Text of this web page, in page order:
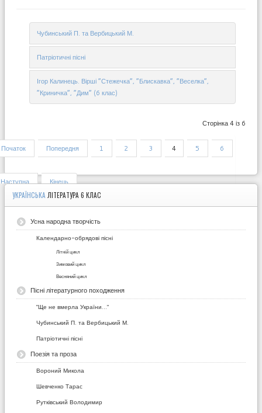
Чубинський П. та Вербицький М.
Патріотичні пісні
Ігор Калинець. Вірші “Стежечка”, “Блискавка”, “Веселка”,
“Криничка”, “Дим” (6 клас)
Сторінка 4 із 6
Початок Попередня 1 2 3 4 5 6
Наступна
Кінець
УКРАЇНСЬКАЛІТЕРАТУРА 6 КЛАС
Усна народна творчість
Календарно-обрядові пісні
Літній цикл
Зимовий цикл
Весняний цикл
Пісні літературного походження
"Ще не вмерла України..."
Чубинський П. та Вербицький М.
Патріотичні пісні
Поезія та проза
Вороний Микола
Шевченко Тарас
Рутківський Володимир